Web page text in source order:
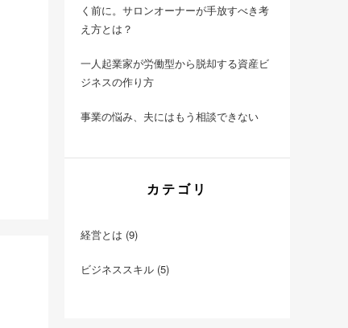
く前に。サロンオーナーが手放すべき考
え方とは？
一人起業家が労働型から脱却する資産ビ
ジネスの作り方
事業の悩み、夫にはもう相談できない
カテゴリ
経営とは (9)
ビジネススキル (5)